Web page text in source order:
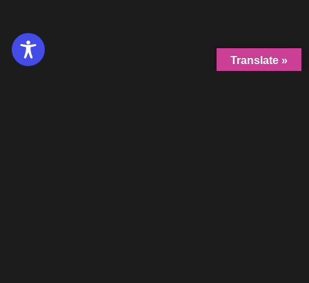
Translate »